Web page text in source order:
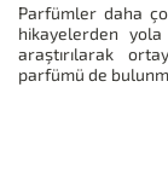
Parfümler daha
hikayelerden yola
araştırılarak
parfümü de